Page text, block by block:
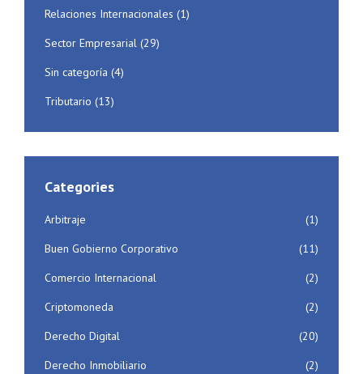
Relaciones Internacionales (1)
Sector Empresarial (29)
Sin categoría (4)
Tributario (13)
Categories
Arbitraje
(1)
Buen Gobierno Corporativo
(11)
Comercio Internacional
(2)
Criptomoneda
(2)
Derecho Digital
(20)
Derecho Inmobiliario
(2)